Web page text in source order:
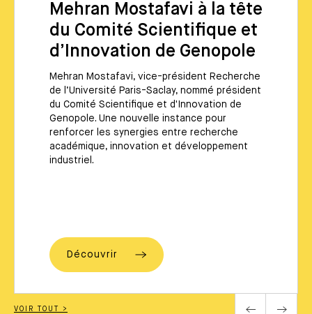
Mehran Mostafavi à la tête
du Comité Scientifique et
d’Innovation de Genopole
Mehran Mostafavi, vice-président Recherche
de l’Université Paris-Saclay, nommé président
du Comité Scientifique et d'Innovation de
Genopole. Une nouvelle instance pour
renforcer les synergies entre recherche
académique, innovation et développement
industriel.
Découvrir
VOIR TOUT >